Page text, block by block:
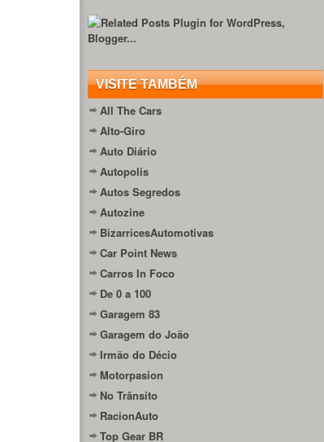
VISITE TAMBÉM
All The Cars
Alto-Giro
Auto Diário
Autopolis
Autos Segredos
Autozine
BizarricesAutomotivas
Car Point News
Carros In Foco
De 0 a 100
Garagem 83
Garagem do João
Irmão do Décio
Motorpasion
No Trânsito
RacionAuto
Top Gear BR